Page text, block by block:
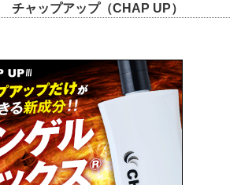
チャップアップ（CHAP UP）